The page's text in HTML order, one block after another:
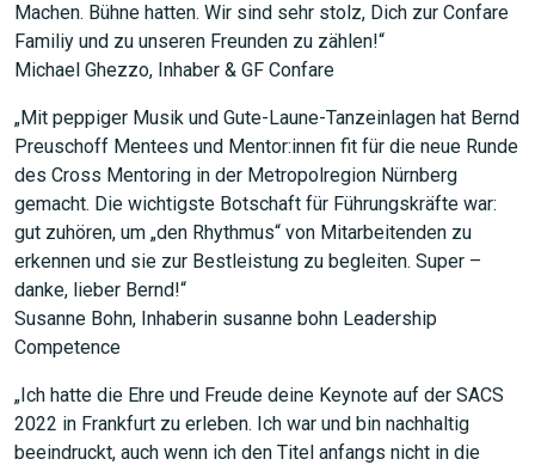
Machen. Bühne hatten. Wir sind sehr stolz, Dich zur Confare
Familiy und zu unseren Freunden zu zählen!“
Michael Ghezzo, Inhaber & GF Confare
„Mit peppiger Musik und Gute-Laune-Tanzeinlagen hat Bernd
Preuschoff Mentees und Mentor:innen fit für die neue Runde
des Cross Mentoring in der Metropolregion Nürnberg
gemacht. Die wichtigste Botschaft für Führungskräfte war:
gut zuhören, um „den Rhythmus“ von Mitarbeitenden zu
erkennen und sie zur Bestleistung zu begleiten. Super –
danke, lieber Bernd!“
Susanne Bohn, Inhaberin susanne bohn Leadership
Competence
„Ich hatte die Ehre und Freude deine Keynote auf der SACS
2022 in Frankfurt zu erleben. Ich war und bin nachhaltig
beeindruckt, auch wenn ich den Titel anfangs nicht in die